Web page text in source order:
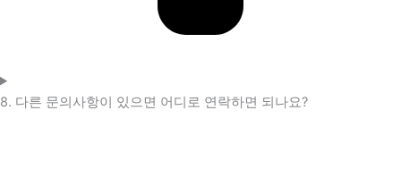
8. 다른 문의사항이 있으면 어디로 연락하면 되나요?